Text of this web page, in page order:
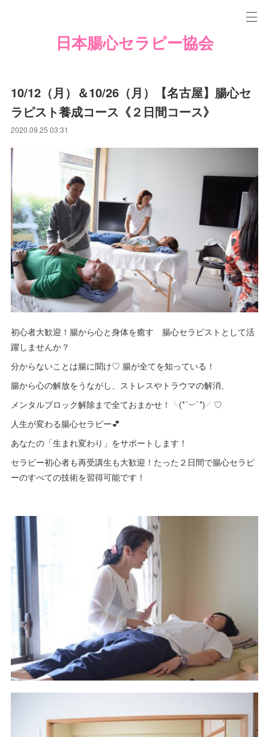
日本腸心セラピー協会
10/12（月）＆10/26（月）【名古屋】腸心セ
ラピスト養成コース《２日間コース》
2020.09.25 03:31
初心者大歓迎！腸から心と身体を癒す 腸心セラピストとして活
躍しませんか？
分からないことは腸に聞け♡ 腸が全てを知っている！
腸から心の解放をうながし、ストレスやトラウマの解消、
メンタルブロック解除まで全ておまかせ！╰(*´︶`*)╯♡
人生が変わる腸心セラピー💕
あなたの「生まれ変わり」をサポートします！
セラピー初心者も再受講生も大歓迎！たった２日間で腸心セラピ
ーのすべての技術を習得可能です！